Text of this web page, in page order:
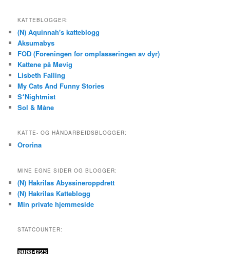
KATTEBLOGGER:
(N) Aquinnah's katteblogg
Aksumabys
FOD (Foreningen for omplasseringen av dyr)
Kattene på Møvig
Lisbeth Falling
My Cats And Funny Stories
S*Nightmist
Sol & Måne
KATTE- OG HÅNDARBEIDSBLOGGER:
Ororina
MINE EGNE SIDER OG BLOGGER:
(N) Hakrilas Abyssineroppdrett
(N) Hakrilas Katteblogg
Min private hjemmeside
STATCOUNTER: